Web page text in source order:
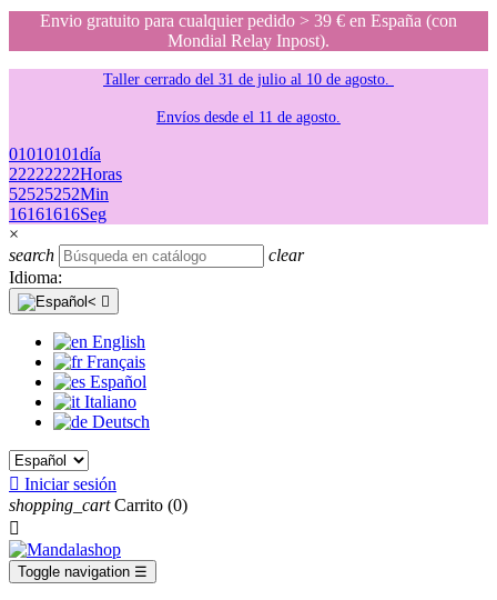
Envio gratuito para cualquier pedido > 39 € en España (con
Mondial Relay Inpost).
Taller cerrado del 31 de julio al 10 de agosto.
Envíos desde el 11 de agosto.
01010101día
22222222Horas
52525252Min
16161616Seg
×
search
clear
Idioma:

English
Français
Español
Italiano
Deutsch
 Iniciar sesión
shopping_cart Carrito (0)

Toggle navigation ☰